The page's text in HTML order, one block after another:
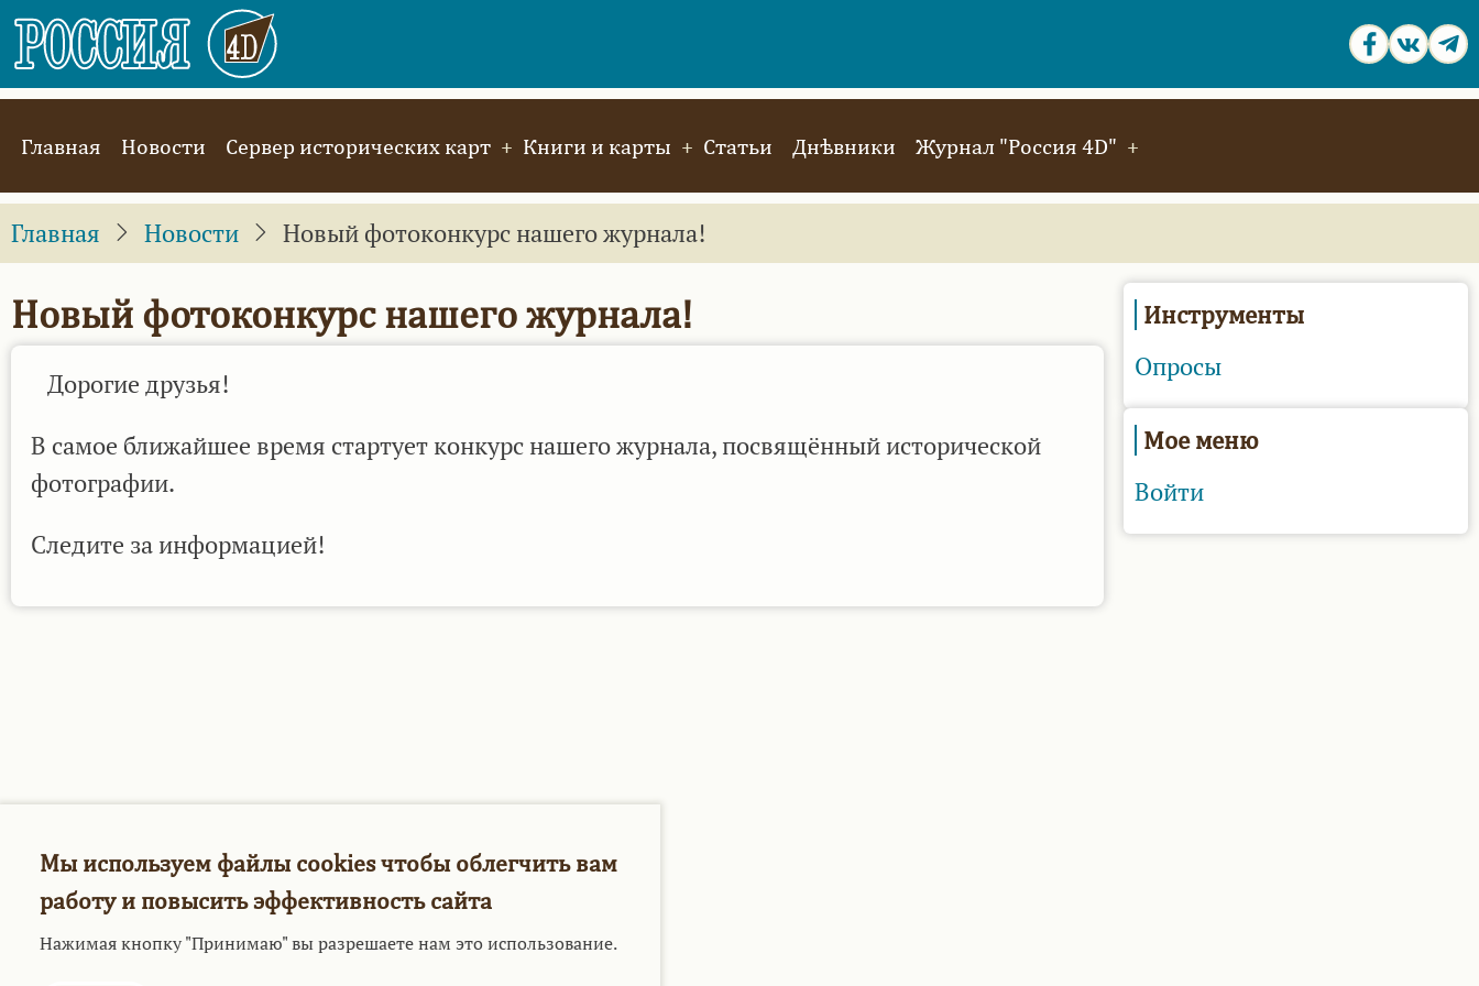
Перейти
основному
Main
navigation
Главная Новости Сервер исторических карт Книги и карты Статьи Днѣвники Журнал "Россия 4D"
Главная Новости Новый фотоконкурс нашего журнала!
Новый фотоконкурс нашего журнала!
Дорогие друзья!
В самое ближайшее время стартует конкурс нашего журнала, посвящённый исторической
фотографии.
Следите за информацией!
Инструменты
Опросы
Мое меню
Войти
Мы используем файлы cookies чтобы облегчить вам
работу и повысить эффективность сайта
Нажимая кнопку "Принимаю" вы разрешаете нам это использование.